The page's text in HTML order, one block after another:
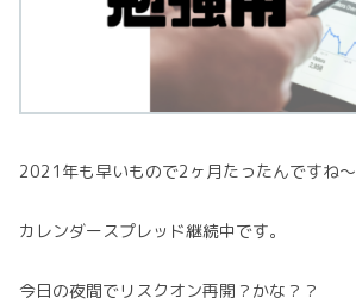
2021年も早いもので2ヶ月たったんですね〜
カレンダースプレッド継続中です。
今日の夜間でリスクオン再開？かな？？